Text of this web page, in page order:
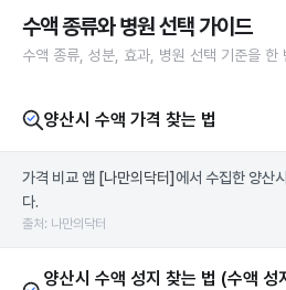
수액 종류와 병원 선택 가이드
수액 종류, 성분, 효과, 병원 선택 기준을 한
양산시 수액 가격 찾는 법
가격 비교 앱 [나만의닥터] 에서 수집한 양산
다.
출처: 나만의닥터
양산시 수액 성지 찾는 법 (수액 성